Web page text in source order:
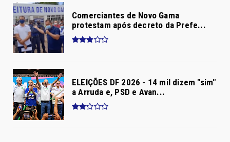
Comerciantes de Novo Gama
protestam após decreto da Prefe...
ELEIÇÕES DF 2026 - 14 mil dizem "sim"
a Arruda e, PSD e Avan...